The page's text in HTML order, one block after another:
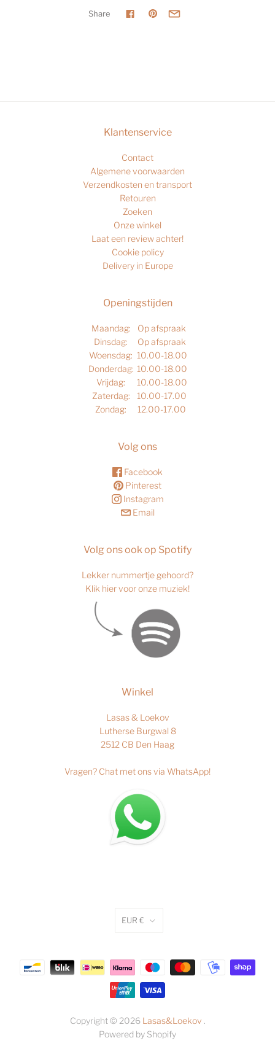
Share
Klantenservice
Contact
Algemene voorwaarden
Verzendkosten en transport
Retouren
Zoeken
Onze winkel
Laat een review achter!
Cookie policy
Delivery in Europe
Openingstijden
Maandag:
Op afspraak
Dinsdag:
Op afspraak
Woensdag: 10.00-18.00
Donderdag: 10.00-18.00
Vrijdag:
10.00-18.00
Zaterdag:
10.00-17.00
Zondag:
12.00-17.00
Volg ons
Facebook
Pinterest
Instagram
Email
Volg ons ook op Spotify
Lekker nummertje gehoord?
Klik hier voor onze muziek!
Winkel
Lasas & Loekov
Lutherse Burgwal 8
2512 CB Den Haag
Vragen? Chat met ons via WhatsApp!
EUR €
Copyright © 2026 Lasas&Loekov .
Powered by Shopify